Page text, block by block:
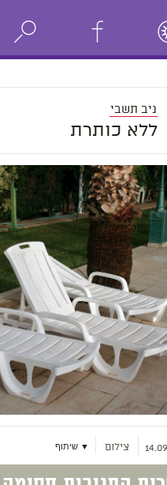
ניב תשבי
ללא כותרת
צילום ▼ שיתוף